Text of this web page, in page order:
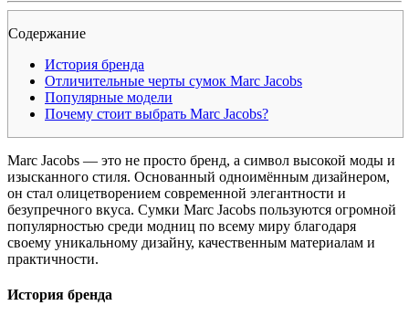
Содержание
История бренда
Отличительные черты сумок Marc Jacobs
Популярные модели
Почему стоит выбрать Marc Jacobs?
Marc Jacobs — это не просто бренд, а символ высокой моды и
изысканного стиля. Основанный одноимённым дизайнером,
он стал олицетворением современной элегантности и
безупречного вкуса. Сумки Marc Jacobs пользуются огромной
популярностью среди модниц по всему миру благодаря
своему уникальному дизайну, качественным материалам и
практичности.
История бренда